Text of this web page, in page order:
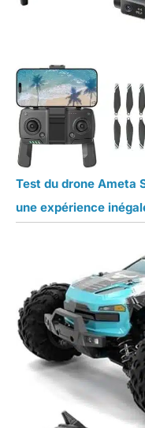
Test du drone Ameta
une expérience